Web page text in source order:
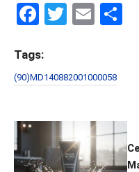
F
ce
b
o
k
T
er
E
Tags:
(90)MD140882001000058